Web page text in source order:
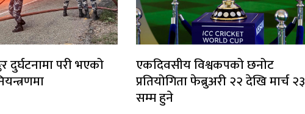
दुर्घटनामा परी भएको एकदिवसीय विश्वकपको छनोट
प्रतियोगिता फेब्रुअरी २२ देखि मार्च २३
सम्म हुने